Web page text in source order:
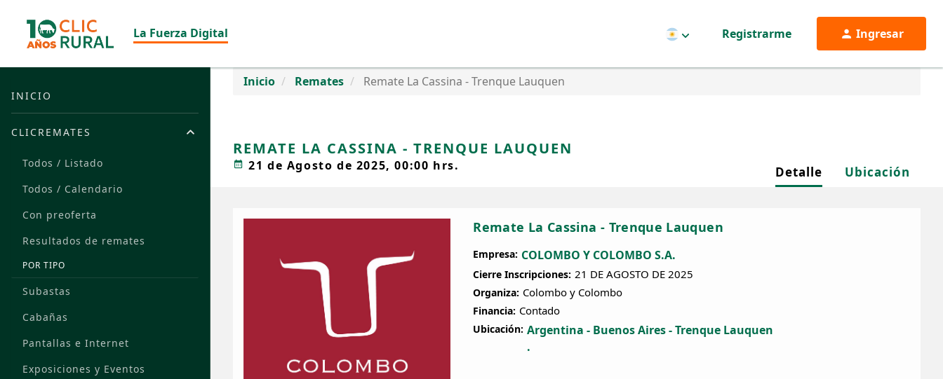
La Fuerza Digital
Argentina
Registrarme Ingresar
INICIO
CLICREMATES
Todos / Listado
Todos / Calendario
Con preoferta
Resultados de remates
POR TIPO
Subastas
Cabañas
Pantallas e Internet
Exposiciones y Eventos
Inicio Remates Remate La Cassina - Trenque Lauquen
REMATE LA CASSINA - TRENQUE LAUQUEN
21 de Agosto de 2025, 00:00 hrs. Detalle Ubicación
Remate La Cassina - Trenque Lauquen
Empresa: COLOMBO Y COLOMBO S.A.
Cierre Inscripciones: 21 DE AGOSTO DE 2025
Organiza: Colombo y Colombo
Financia: Contado
Ubicación: Argentina - Buenos Aires - Trenque Lauquen
.